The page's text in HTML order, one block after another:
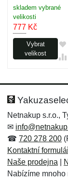
skladem vybrané
velikosti
777 Kč
Vybrat
velikost
Netnakup s.r.o.,
✉
☎ 720 278 200
Kontaktní
Naše prodejna
Nabízíme mnoho